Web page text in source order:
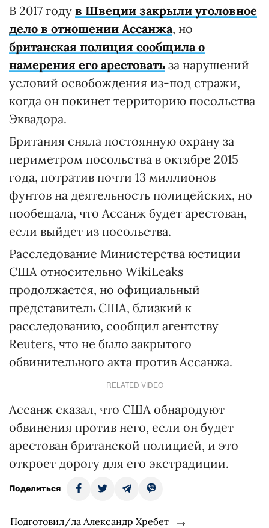
В 2017 году в Швеции закрыли уголовное
дело в отношении Ассанжа, но
британская полиция сообщила о
намерения его арестовать за нарушений
условий освобождения из-под стражи,
когда он покинет территорию посольства
Эквадора.
Британия сняла постоянную охрану за
периметром посольства в октябре 2015
года, потратив почти 13 миллионов
фунтов на деятельность полицейских, но
пообещала, что Ассанж будет арестован,
если выйдет из посольства.
Расследование Министерства юстиции
США относительно WikiLeaks
продолжается, но официальный
представитель США, близкий к
расследованию, сообщил агентству
Reuters, что не было закрытого
обвинительного акта против Ассанжа.
RELATED VIDEO
Ассанж сказал, что США обнародуют
обвинения против него, если он будет
арестован британской полицией, и это
откроет дорогу для его экстрадиции.
Поделиться
Подготовил/ла Александр Хребет